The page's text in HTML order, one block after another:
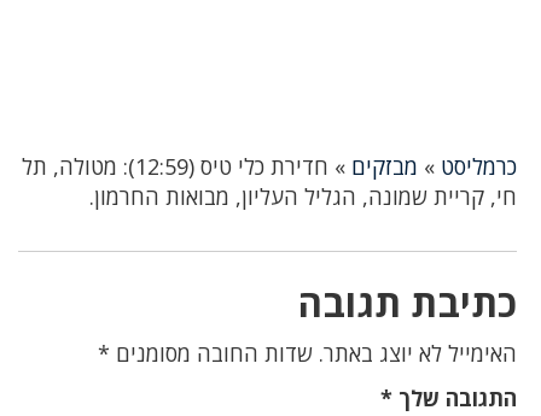
כרמליסט » מבזקים »
חדירת כלי טיס (12:59): מטולה, תל
חי, קריית שמונה, הגליל העליון, מבואות החרמון.
כתיבת תגובה
האימייל לא יוצג באתר. שדות החובה מסומנים *
התגובה שלך *